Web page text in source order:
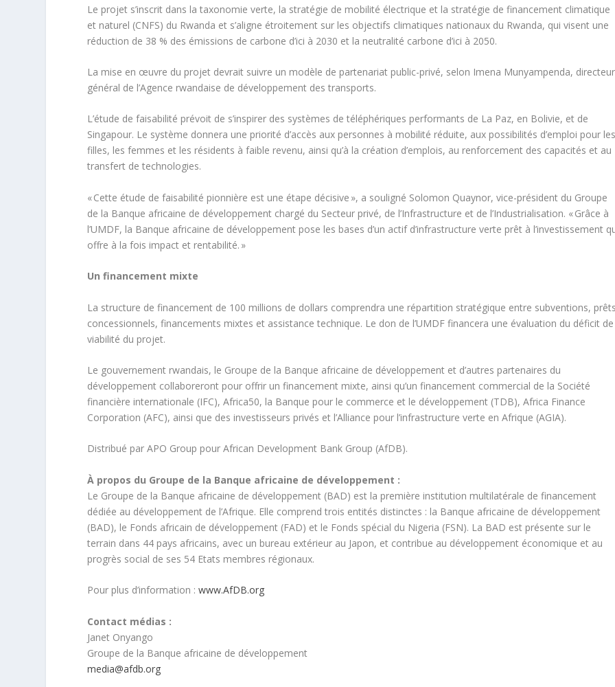
Le projet s’inscrit dans la taxonomie verte, la stratégie de mobilité électrique et la stratégie de financement climatique
et naturel (CNFS) du Rwanda et s’aligne étroitement sur les objectifs climatiques nationaux du Rwanda, qui visent une
réduction de 38 % des émissions de carbone d’ici à 2030 et la neutralité carbone d’ici à 2050.
La mise en œuvre du projet devrait suivre un modèle de partenariat public-privé, selon Imena Munyampenda, directeur
général de l’Agence rwandaise de développement des transports.
L’étude de faisabilité prévoit de s’inspirer des systèmes de téléphériques performants de La Paz, en Bolivie, et de
Singapour. Le système donnera une priorité d’accès aux personnes à mobilité réduite, aux possibilités d’emploi pour les
filles, les femmes et les résidents à faible revenu, ainsi qu’à la création d’emplois, au renforcement des capacités et au
transfert de technologies.
« Cette étude de faisabilité pionnière est une étape décisive », a souligné Solomon Quaynor, vice-président du Groupe
de la Banque africaine de développement chargé du Secteur privé, de l’Infrastructure et de l’Industrialisation. « Grâce à
l’UMDF, la Banque africaine de développement pose les bases d’un actif d’infrastructure verte prêt à l’investissement
offre à la fois impact et rentabilité. »
Un financement mixte
La structure de financement de 100 millions de dollars comprendra une répartition stratégique entre subventions, prêts
concessionnels, financements mixtes et assistance technique. Le don de l’UMDF financera une évaluation du déficit de
viabilité du projet.
Le gouvernement rwandais, le Groupe de la Banque africaine de développement et d’autres partenaires du
développement collaboreront pour offrir un financement mixte, ainsi qu’un financement commercial de la Société
financière internationale (IFC), Africa50, la Banque pour le commerce et le développement (TDB), Africa Finance
Corporation (AFC), ainsi que des investisseurs privés et l’Alliance pour l’infrastructure verte en Afrique (AGIA).
Distribué par APO Group pour African Development Bank Group (AfDB).
À propos du Groupe de la Banque africaine de développement :
Le Groupe de la Banque africaine de développement (BAD) est la première institution multilatérale de financement
dédiée au développement de l’Afrique. Elle comprend trois entités distinctes : la Banque africaine de développement
(BAD), le Fonds africain de développement (FAD) et le Fonds spécial du Nigeria (FSN). La BAD est présente sur le
terrain dans 44 pays africains, avec un bureau extérieur au Japon, et contribue au développement économique et au
progrès social de ses 54 Etats membres régionaux.
Pour plus d’information :www.AfDB.org
Contact médias :
Janet Onyango
Groupe de la Banque africaine de développement
media@afdb.org